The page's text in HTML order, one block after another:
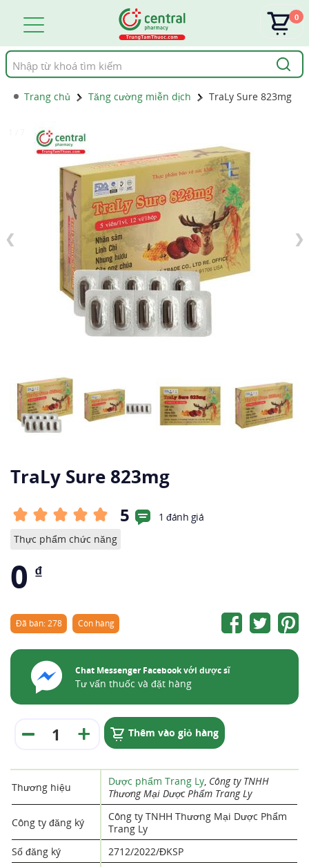
Tìm
kiếm
0
Trang chủ Tăng cường miễn dịch TraLy Sure 823mg
❮ ❯
TraLy Sure 823mg
5
1 đánh giá
Thực phẩm chức năng
0 ₫
Đã bán: 278 Còn hàng
Chat Messenger Facebook với dược sĩ
Tư vấn thuốc và đặt hàng
Thêm vào giỏ hàng
Thương hiệu Dược phẩm Trang Ly, Công ty TNHH
Thương Mại Dược Phẩm Trang Ly
Công ty đăng ký
Công ty TNHH Thương Mại Dược Phẩm
Trang Ly
Số đăng ký
2712/2022/ĐKSP